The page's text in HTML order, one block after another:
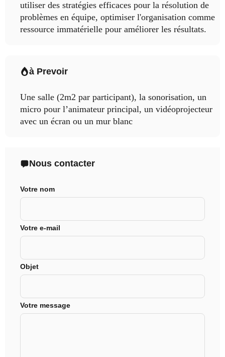
utiliser des stratégies efficaces pour la résolution de
problèmes en équipe, optimiser l'organisation comme
ressource immatérielle pour améliorer les résultats.
à Prevoir
Une salle (2m2 par participant), la sonorisation, un
micro pour l’animateur principal, un vidéoprojecteur
avec un écran ou un mur blanc
Nous contacter
Votre nom
Votre e-mail
Objet
Votre message